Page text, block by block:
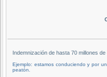
Indemnización de hasta 70 millones
Ejemplo: estamos conduciendo y por
peatón.